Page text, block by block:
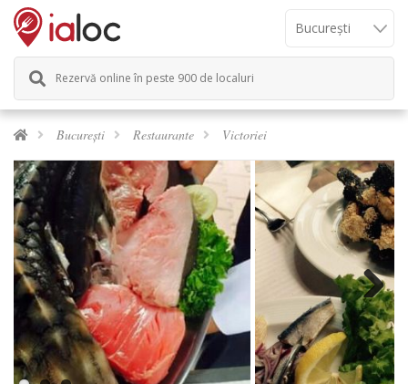
Rezervă online în peste 900 de localuri
București Restaurante Victoriei
Previous Next